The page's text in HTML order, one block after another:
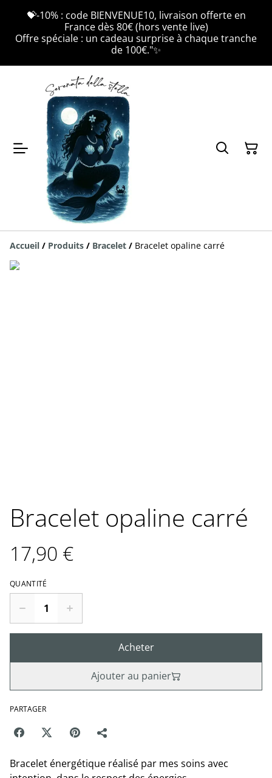
💝-10% : code BIENVENUE10, livraison offerte en
France dès 80€ (hors vente live)
Offre spéciale : un cadeau surprise à chaque tranche
de 100€."✨
Accueil / Produits / Bracelet / Bracelet opaline carré
Bracelet opaline carré
17,90 €
QUANTITÉ
Acheter
Ajouter au panier
PARTAGER
Bracelet énergétique réalisé par mes soins avec